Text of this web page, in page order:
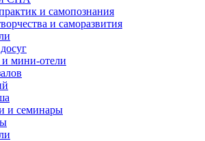
и самопознания
и саморазвития
мини-отели
и семинары